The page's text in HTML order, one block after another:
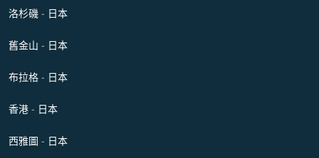
洛杉磯 - 日本
舊金山 - 日本
布拉格 - 日本
香港 - 日本
西雅圖 - 日本